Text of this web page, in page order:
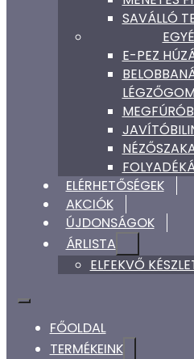
SAVÁLLÓ
E-PEZ
ELÉRHETŐSÉGEK
AKCIÓK
ÚJDONSÁGOK
ÁRLISTA
ELFEKVŐ
FŐOLDAL
TERMÉKEINK